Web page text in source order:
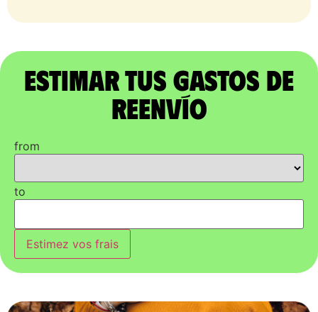
Estimar tus gastos de
reenvío
from
to
Estimez vos frais